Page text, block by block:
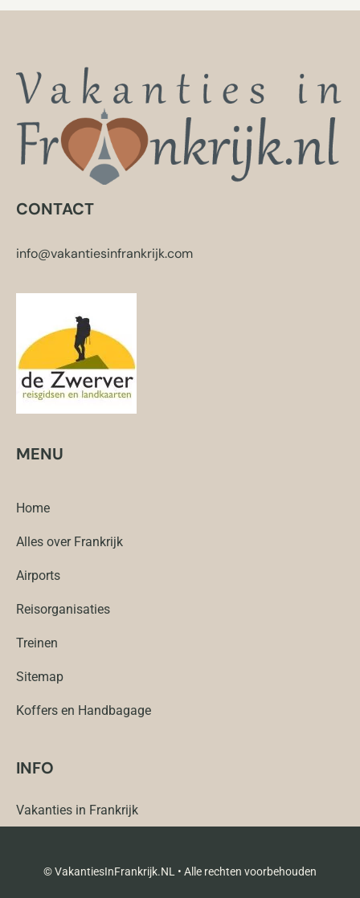
CONTACT
info@vakantiesinfrankrijk.com
MENU
Home
Alles over Frankrijk
Airports
Reisorganisaties
Treinen
Sitemap
Koffers en Handbagage
INFO
Vakanties in Frankrijk
© VakantiesInFrankrijk.NL • Alle rechten voorbehouden